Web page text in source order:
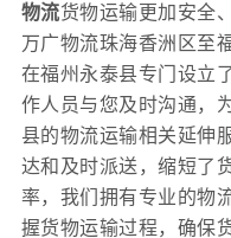
物流货物运输更加安全
万广物流珠海香洲区至
在福州永泰县专门设立
作人员与您及时沟通，
县的物流运输相关延伸
达和及时派送，缩短了
率，我们拥有专业的物
握货物运输过程，确保